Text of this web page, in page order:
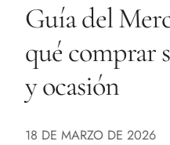
Guía del
qué comprar
y ocasión
18 DE MARZO DE 2026